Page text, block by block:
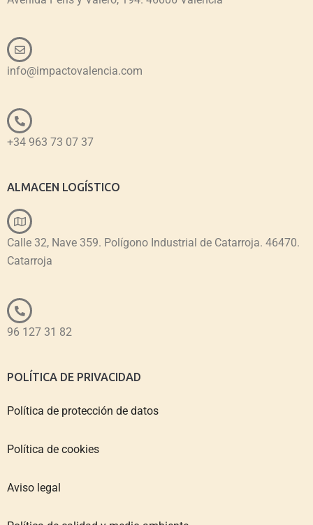
info@impactovalencia.com
+34 963 73 07 37
ALMACEN LOGÍSTICO
Calle 32, Nave 359. Polígono Industrial de Catarroja. 46470.
Catarroja
96 127 31 82
POLÍTICA DE PRIVACIDAD
Política de protección de datos
Política de cookies
Aviso legal